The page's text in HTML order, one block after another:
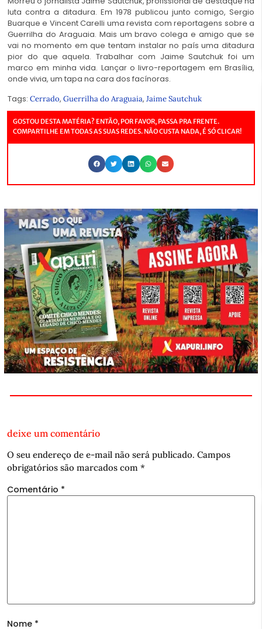
luta contra a ditadura. Em 1978 publicou junto comigo, Sergio
Buarque e Vincent Carelli uma revista com reportagens sobre a
Guerrilha do Araguaia. Mais um bravo colega e amigo que se
vai no momento em que tentam instalar no país uma ditadura
pior do que aquela. Trabalhar com Jaime Sautchuk foi um
marco em minha vida. Lançar o livro-reportagem em Brasília,
onde vivia, um tapa na cara dos facínoras.
Tags: Cerrado, Guerrilha do Araguaia, Jaime Sautchuk
GOSTOU DESTA MATÉRIA? ENTÃO, POR FAVOR, PASSA PRA FRENTE.
COMPARTILHE EM TODAS AS SUAS REDES. NÃO CUSTA NADA, É SÓ CLICAR!
deixe um comentário
O seu endereço de e-mail não será publicado. Campos
obrigatórios são marcados com *
Comentário *
Nome *